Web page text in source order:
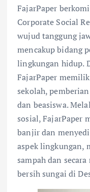
FajarPaper
Corporate Social
wujud tanggung
mencakup bidang
lingkungan hidup.
FajarPaper
sekolah,
dan beasiswa.
sosial, FajarPaper
banjir dan
aspek lingkungan,
sampah dan
bersih sungai di